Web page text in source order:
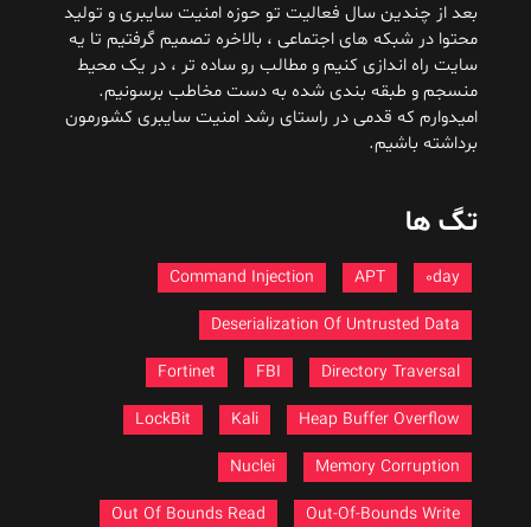
بعد از چندین سال فعالیت تو حوزه امنیت سایبری و تولید
محتوا در شبکه های اجتماعی ، بالاخره تصمیم گرفتیم تا یه
سایت راه اندازی کنیم و مطالب رو ساده تر ، در یک محیط
منسجم و طبقه بندی شده به دست مخاطب برسونیم.
امیدوارم که قدمی در راستای رشد امنیت سایبری کشورمون
برداشته باشیم.
تگ ها
Command Injection
Deserialization Of Untrusted Data
Directory Traversal
Fortinet
Heap Buffer Overflow
LockBit
Memory Corruption
Nuclei
Out-Of-Bounds Write
Out Of Bounds Read